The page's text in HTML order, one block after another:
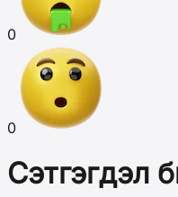
0
0
Сэтгэгдэл